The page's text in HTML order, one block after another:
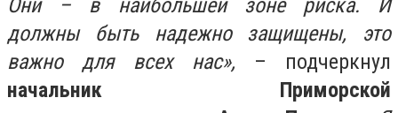
Они – в наибольшей зоне риска. И
должны быть надежно защищены, это
важно для всех нас», – подчеркнул
начальник Приморской